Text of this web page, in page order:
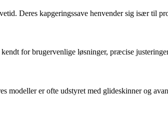
Deres kapgeringssave henvender sig især til
for brugervenlige løsninger, præcise
modeller er ofte udstyret med glideskinner og